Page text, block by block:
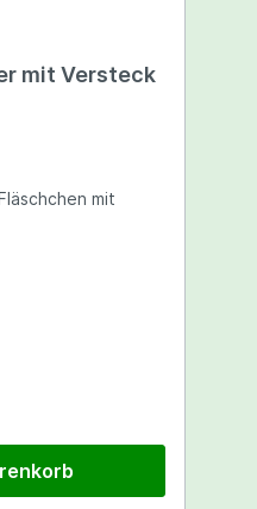
mit Versteck
mit